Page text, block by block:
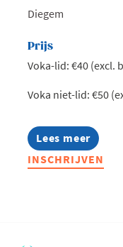
Diegem
Prijs
Voka-lid: €40 (excl.
Voka niet-lid: €50
Lees meer
about
Afterwork
@
INSCHRIJVEN